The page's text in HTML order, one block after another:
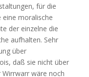
für die
eine moralische
der einzelne die
aufhalten. Sehr
über
daß sie nicht über
wäre noch